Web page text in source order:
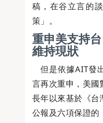
稿，在谷立言的
策」。
重申美支持
維持現狀
但是依據AIT發
言再次重申，美國
長年以來基於《台
公報及六項保證的